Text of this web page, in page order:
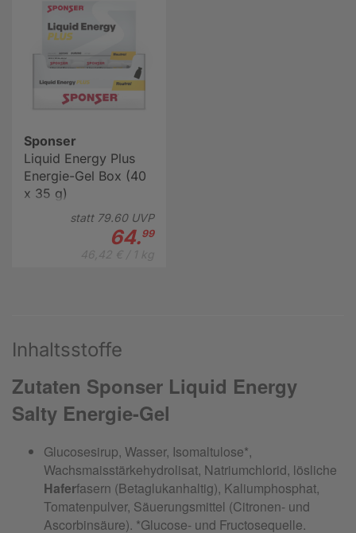
Sponser
Liquid Energy Plus
Energie-Gel Box (40
x 35 g)
statt 79.60UVP
64.99
Inhaltsstoffe